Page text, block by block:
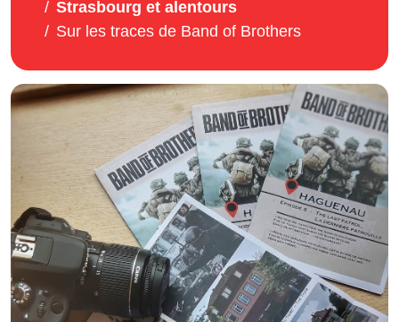
Strasbourg et alentours
Sur les traces de Band of Brothers